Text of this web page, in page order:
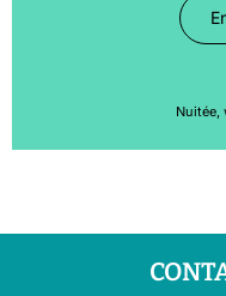
Nuitée,